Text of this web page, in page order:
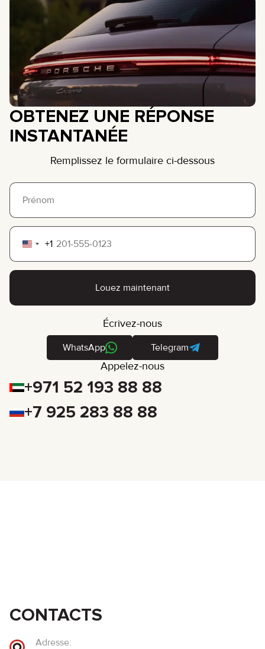
OBTENEZ UNE RÉPONSE
INSTANTANÉE
Remplissez le formulaire ci-dessous
United
States
+1
Louez maintenant
Écrivez-nous
WhatsApp Telegram
Appelez-nous
+971 52 193 88 88
+7 925 283 88 88
CONTACTS
Adresse: